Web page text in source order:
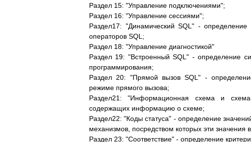
Раздел 15: "Управление подключениями";
Раздел 16: "Управление сессиями";
Раздел17: "Динамический SQL" - определение
операторов SQL;
Раздел 18: "Управление диагностикой"
Раздел 19: "Встроенный SQL" - определение
программирования;
Раздел 20: "Прямой вызов SQL" -
режиме прямого вызова;
Раздел21: "Информационная схема и
содержащих информацию о схеме;
Раздел22: "Коды статуса" - определение
механизмов, посредством которых эти значения
Раздел 23: "Соответствие" - определение